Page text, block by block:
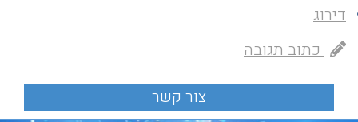
דירוג
כתוב תגובה